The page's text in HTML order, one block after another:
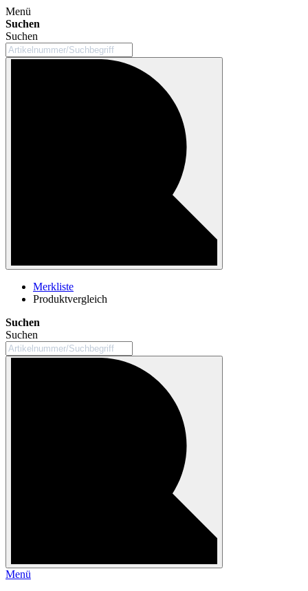
Menü
Suchen
Suchen
Merkliste
Produktvergleich
Suchen
Suchen
Menü